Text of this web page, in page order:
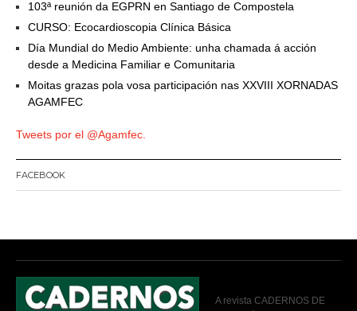
103ª reunión da EGPRN en Santiago de Compostela
CURSO: Ecocardioscopia Clínica Básica
Día Mundial do Medio Ambiente: unha chamada á acción
desde a Medicina Familiar e Comunitaria
Moitas grazas pola vosa participación nas XXVIII XORNADAS
AGAMFEC
Tweets por el @Agamfec.
FACEBOOK
A revista CADERNOS DE